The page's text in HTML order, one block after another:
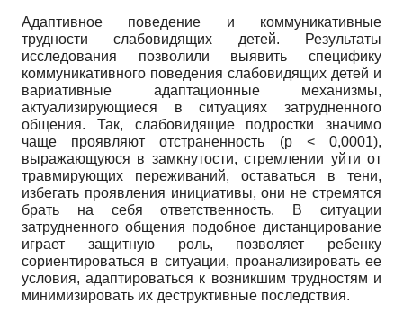
Адаптивное поведение и коммуникативные
трудности слабовидящих детей. Результаты
исследования позволили выявить специфику
коммуникативного поведения слабовидящих детей и
вариативные адаптационные механизмы,
актуализирующиеся в ситуациях затрудненного
общения. Так, слабовидящие подростки значимо
чаще проявляют отстраненность (p < 0,0001),
выражающуюся в замкнутости, стремлении уйти от
травмирующих переживаний, оставаться в тени,
избегать проявления инициативы, они не стремятся
брать на себя ответственность. В ситуации
затрудненного общения подобное дистанцирование
играет защитную роль, позволяет ребенку
сориентироваться в ситуации, проанализировать ее
условия, адаптироваться к возникшим трудностям и
минимизировать их деструктивные последствия.